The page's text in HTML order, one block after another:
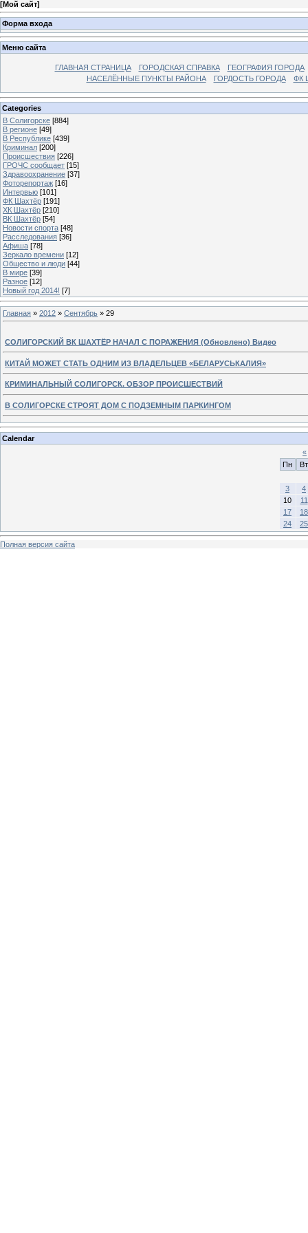
[Мой сайт]
Форма входа
Меню сайта
ГЛАВНАЯ СТРАНИЦА ГОРОДСКАЯ СПРАВКА
ГЕОГРАФИЯ ГОРОДА
НАСЕЛЁННЫЕ ПУНКТЫ РАЙОНА
ГОРДОСТЬ ГОРОДА ФК
Categories
В Солигорске [884]
В регионе [49]
В Республике [439]
Криминал [200]
Происшествия [226]
ГРОЧС сообщает [15]
Здравоохранение [37]
Фоторепортаж [16]
Интервью [101]
ФК Шахтёр [191]
ХК Шахтёр [210]
ВК Шахтёр [54]
Новости спорта [48]
Расследования [36]
Афиша [78]
Зеркало времени [12]
Общество и люди [44]
В мире [39]
Разное [12]
Новый год 2014! [7]
Главная » 2012 » Сентябрь » 29
СОЛИГОРСКИЙ ВК ШАХТЁР НАЧАЛ С ПОРАЖЕНИЯ (Обновлено) Видео
КИТАЙ МОЖЕТ СТАТЬ ОДНИМ ИЗ ВЛАДЕЛЬЦЕВ «БЕЛАРУСЬКАЛИЯ»
КРИМИНАЛЬНЫЙ СОЛИГОРСК. ОБЗОР ПРОИСШЕСТВИЙ
В СОЛИГОРСКЕ СТРОЯТ ДОМ С ПОДЗЕМНЫМ ПАРКИНГОМ
Calendar
«
Пн
Вт
3
4
10
11
17
18
24
25
Полная версия сайта